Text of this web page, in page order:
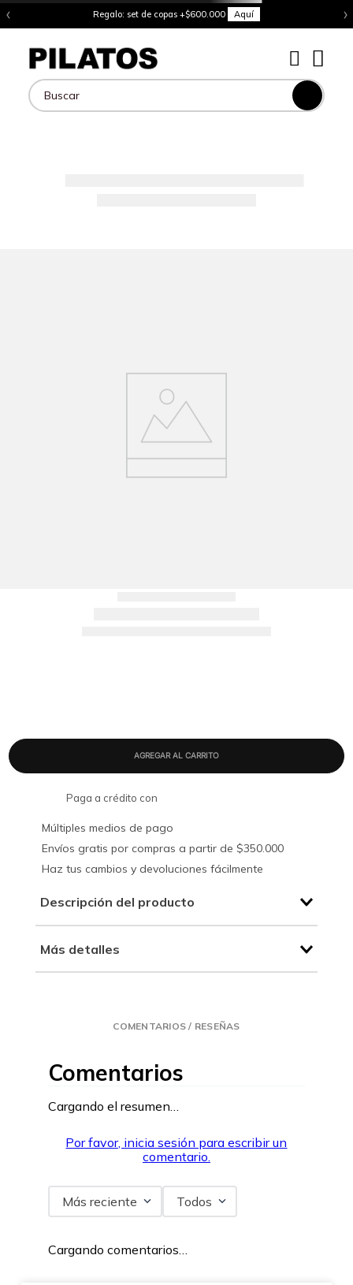
‹ Regalo: set de copas +$600.000 Aquí ›
Buscar
Paga a crédito con
Múltiples medios de pago
Envíos gratis por compras a partir de $350.000
Haz tus cambios y devoluciones fácilmente
Descripción del producto
Más detalles
COMENTARIOS / RESEÑAS
Comentarios
Cargando el resumen…
Por favor, inicia sesión para escribir un
comentario.
Más reciente Todos
Cargando comentarios…